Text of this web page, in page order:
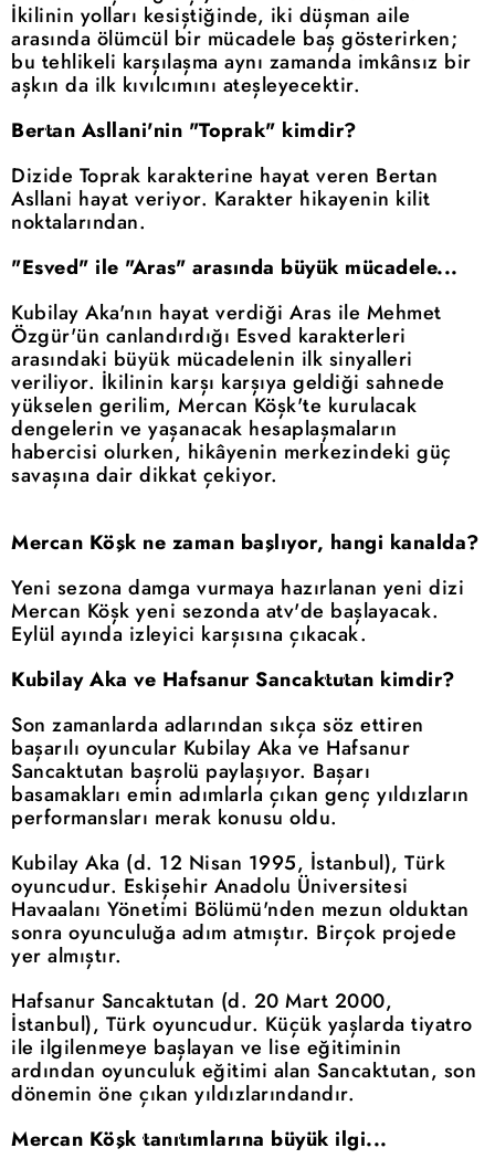
İkilinin yolları kesiştiğinde, iki düşman aile
arasında ölümcül bir mücadele baş gösterirken;
bu tehlikeli karşılaşma aynı zamanda imkânsız bir
aşkın da ilk kıvılcımını ateşleyecektir.
Bertan Asllani'nin "Toprak" kimdir?
Dizide Toprak karakterine hayat veren Bertan
Asllani hayat veriyor. Karakter hikayenin kilit
noktalarından.
"Esved" ile "Aras" arasında büyük mücadele...
Kubilay Aka'nın hayat verdiği Aras ile Mehmet
Özgür'ün canlandırdığı Esved karakterleri
arasındaki büyük mücadelenin ilk sinyalleri
veriliyor. İkilinin karşı karşıya geldiği sahnede
yükselen gerilim, Mercan Köşk'te kurulacak
dengelerin ve yaşanacak hesaplaşmaların
habercisi olurken, hikâyenin merkezindeki güç
savaşına dair dikkat çekiyor.
Mercan Köşk ne zaman başlıyor, hangi kanalda?
Yeni sezona damga vurmaya hazırlanan yeni dizi
Mercan Köşk yeni sezonda atv'de başlayacak.
Eylül ayında izleyici karşısına çıkacak.
Kubilay Aka ve Hafsanur Sancaktutan kimdir?
Son zamanlarda adlarından sıkça söz ettiren
başarılı oyuncular Kubilay Aka ve Hafsanur
Sancaktutan başrolü paylaşıyor. Başarı
basamakları emin adımlarla çıkan genç yıldızların
performansları merak konusu oldu.
Kubilay Aka (d. 12 Nisan 1995, İstanbul), Türk
oyuncudur. Eskişehir Anadolu Üniversitesi
Havaalanı Yönetimi Bölümü'nden mezun olduktan
sonra oyunculuğa adım atmıştır. Birçok projede
yer almıştır.
Hafsanur Sancaktutan (d. 20 Mart 2000,
İstanbul), Türk oyuncudur. Küçük yaşlarda tiyatro
ile ilgilenmeye başlayan ve lise eğitiminin
ardından oyunculuk eğitimi alan Sancaktutan, son
dönemin öne çıkan yıldızlarındandır.
Mercan Köşk tanıtımlarına büyük ilgi...